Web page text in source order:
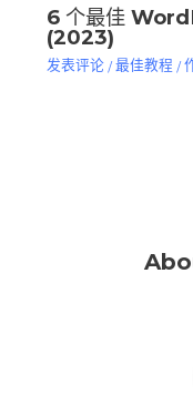
6 个最佳
(2023)
发表评论 /最佳教程 /